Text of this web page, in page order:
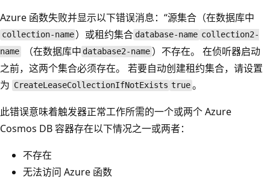
Azure 函数失败并显示以下错误消息：“源集合（在数据库中
collection-name ）或租约集合 database-name collection2-
name
（在数据库中 database2-name ）不存在。 在侦听器启动
之前，这两个集合必须存在。 若要自动创建租约集合，请设置
为 CreateLeaseCollectionIfNotExists true。
此错误意味着触发器正常工作所需的一个或两个 Azure
Cosmos DB 容器存在以下情况之一或两者：
不存在
无法访问 Azure 函数